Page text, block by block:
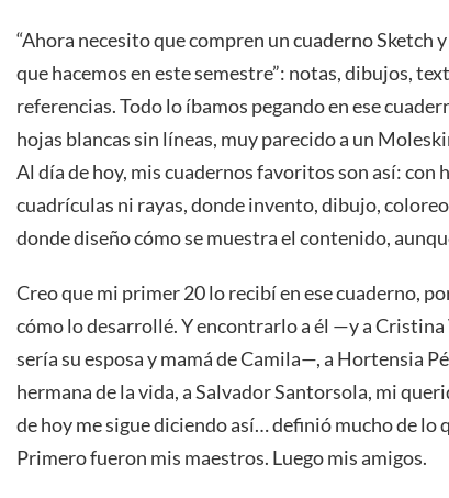
“Ahora necesito que compren un cuaderno Sketch
que hacemos en este semestre”: notas, dibujos,
referencias. Todo lo íbamos pegando en ese
hojas blancas sin líneas, muy parecido a un
Al día de hoy, mis cuadernos favoritos son así: con
cuadrículas ni rayas, donde invento, dibujo,
donde diseño cómo se muestra el contenido,
Creo que mi primer 20 lo recibí en ese cuaderno,
cómo lo desarrollé. Y encontrarlo a él —y a
sería su esposa y mamá de Camila—, a Hortensia
hermana de la vida, a Salvador Santorsola, mi
de hoy me sigue diciendo así… definió mucho de lo
Primero fueron mis maestros. Luego mis amigos.